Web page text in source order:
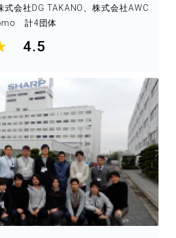
式会社DG TAKANO、株式会社AWC
計4団体
4.5